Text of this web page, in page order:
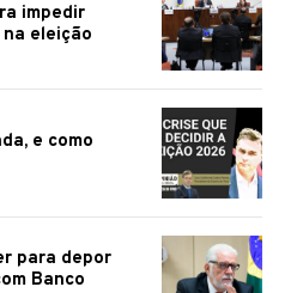
impedir
eleição
e como
para depor
Banco